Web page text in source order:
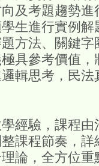
及考題趨勢
生進行實例
方法、關鍵
具參考價值
輯思考，民
經驗，課程
課程節奏，
論，全方位